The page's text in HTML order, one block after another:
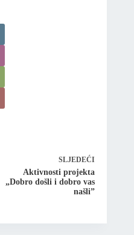
SLJEDEĆI
Aktivnosti projekta
„Dobro došli i dobro vas
našli”